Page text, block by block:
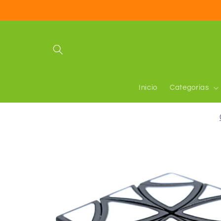
al contenido
Inicio Categorias